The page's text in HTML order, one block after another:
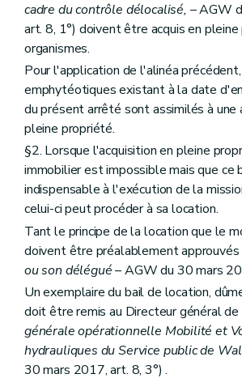
cadre du contrôle délocalisé, – AGW
art. 8, 1°) doivent être acquis en
organismes.
Pour l'application de l'alinéa
emphytéotiques existant à la date
du présent arrêté sont assimilés à une
pleine propriété.
§2. Lorsque l'acquisition en pleine
immobilier est impossible mais que ce
indispensable à l'exécution de la
celui-ci peut procéder à sa location.
Tant le principe de la location que le
doivent être préalablement approuvés
ou son délégué– AGW du 30 mars
Un exemplaire du bail de location,
doit être remis au Directeur général de
générale opérationnelle Mobilité et
hydrauliques du Service public de
30 mars 2017, art. 8, 3°) .